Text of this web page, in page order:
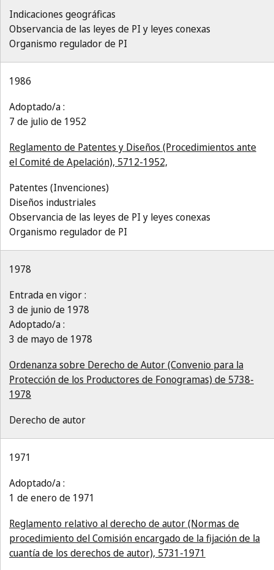
Indicaciones geográficas
Observancia de las leyes de PI y leyes conexas
Organismo regulador de PI
1986
Adoptado/a :
7 de julio de 1952
Reglamento de Patentes y Diseños (Procedimientos ante
el Comité de Apelación), 5712-1952,
Patentes (Invenciones)
Diseños industriales
Observancia de las leyes de PI y leyes conexas
Organismo regulador de PI
1978
Entrada en vigor :
3 de junio de 1978
Adoptado/a :
3 de mayo de 1978
Ordenanza sobre Derecho de Autor (Convenio para la
Protección de los Productores de Fonogramas) de 5738-
1978
Derecho de autor
1971
Adoptado/a :
1 de enero de 1971
Reglamento relativo al derecho de autor (Normas de
procedimiento del Comisión encargado de la fijación de la
cuantía de los derechos de autor), 5731-1971